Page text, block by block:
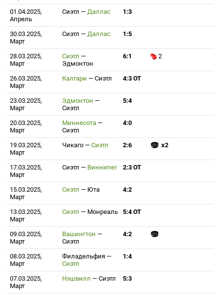
01.04.2025,
Апрель
Сиэтл — Даллас 1:3
30.03.2025,
Март
Сиэтл — Даллас 1:5
28.03.2025,
Март
Сиэтл —
Эдмонтон
6:1 2
26.03.2025,
Март
Калгари — Сиэтл 4:3 ОТ
23.03.2025,
Март
Эдмонтон —
Сиэтл
5:4
20.03.2025,
Март
Миннесота —
Сиэтл
4:0
19.03.2025,
Март
Чикаго — Сиэтл 2:6 x2
17.03.2025,
Март
Сиэтл — Виннипег 2:3 ОТ
15.03.2025,
Март
Сиэтл — Юта 4:2
13.03.2025,
Март
Сиэтл — Монреаль 5:4 ОТ
09.03.2025,
Март
Вашингтон —
Сиэтл
4:2
08.03.2025,
Март
Филадельфия —
Сиэтл
1:4
07.03.2025,
Март
Нэшвилл — Сиэтл 5:3